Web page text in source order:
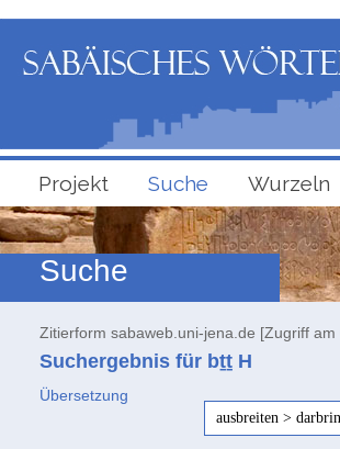
Projekt Suche Wurzeln
Suche
Zitierform sabaweb.uni-jena.de [Zugriff am
Suchergebnis für bṯṯ H
Übersetzung
ausbreiten >